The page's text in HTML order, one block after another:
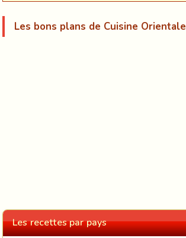
Les bons plans de Cuisine Orientale
Les recettes par pays